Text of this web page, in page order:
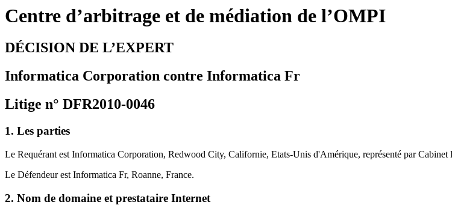
Centre d’arbitrage et de médiation de l’OMPI
DÉCISION DE L’EXPERT
Informatica Corporation contre Informatica Fr
Litige n° DFR2010-0046
1. Les parties
Le Requérant est Informatica Corporation, Redwood City, Californie, Etats-Unis d'Amérique, représenté par
Le Défendeur est Informatica Fr, Roanne, France.
2. Nom de domaine et prestataire Internet